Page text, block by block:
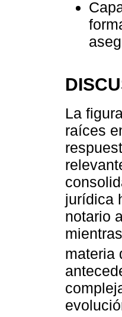
La
raíces
jurídica
notario
materia